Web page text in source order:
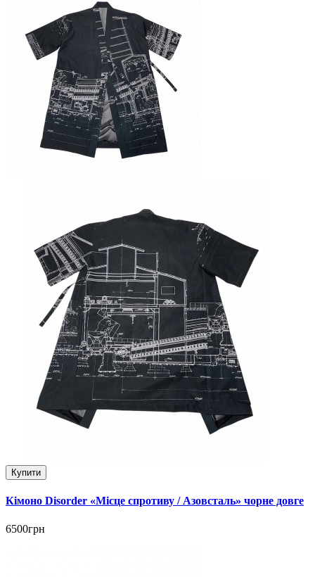
Купити
Кімоно Disorder «Місце спротиву / Азовсталь» чорне довге
6500грн